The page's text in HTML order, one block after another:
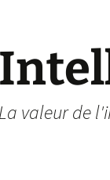
La valeur de